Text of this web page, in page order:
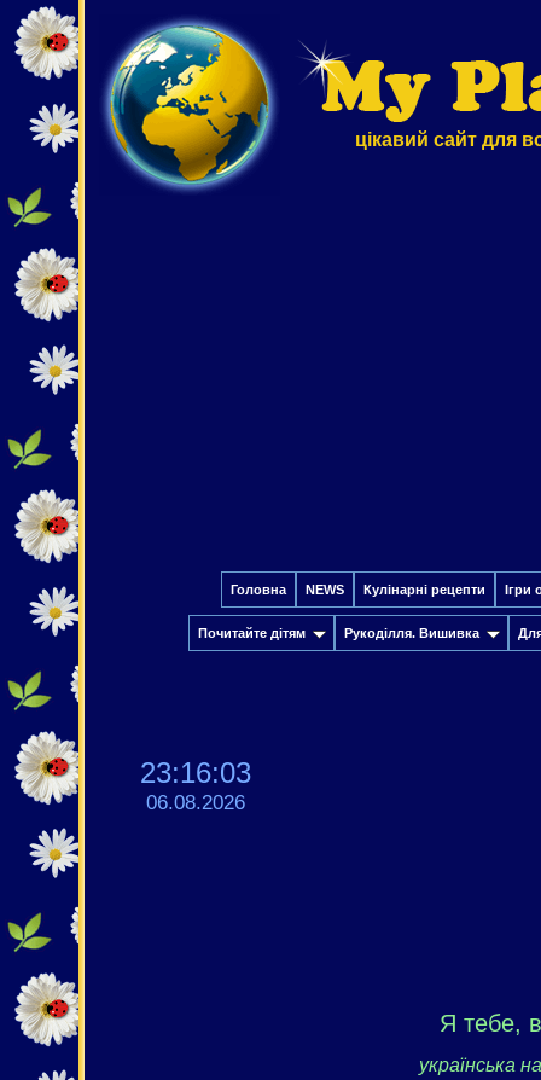
цікавий сайт для
Головна NEWS Кулінарні рецепти Ігри
Почитайте дітям Рукоділля. Вишивка
23:16:04
06.08.2026
Я тебе,
українська